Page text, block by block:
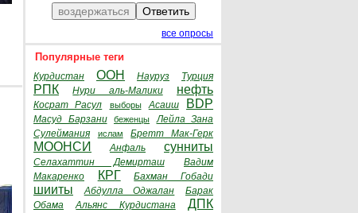
все опросы
Популярные теги
Курдистан ООН Науруз Турция
РПК Нури аль-Малики нефть
Косрат Расул выборы Асаиш BDP
Масуд Барзани беженцы
Лейла Зана
Сулеймания
ислам Бретт Мак-Герк
МООНСИ Анфаль сунниты
Селахаттин Демирташ
Вадим
Макаренко
КРГ Бахман Гобади
шииты Абдулла Оджалан
Барак
Обама
Альянс Курдистана ДПК